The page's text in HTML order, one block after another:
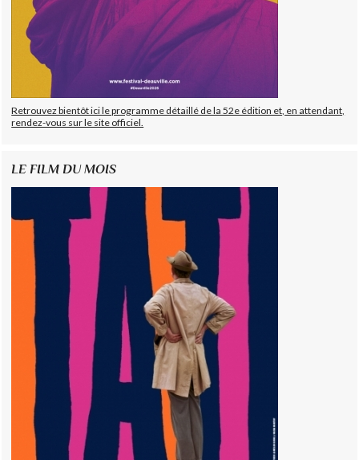
Retrouvez bientôt ici le programme détaillé de la 52e édition et, en attendant,
rendez-vous sur le site officiel.
LE FILM DU MOIS